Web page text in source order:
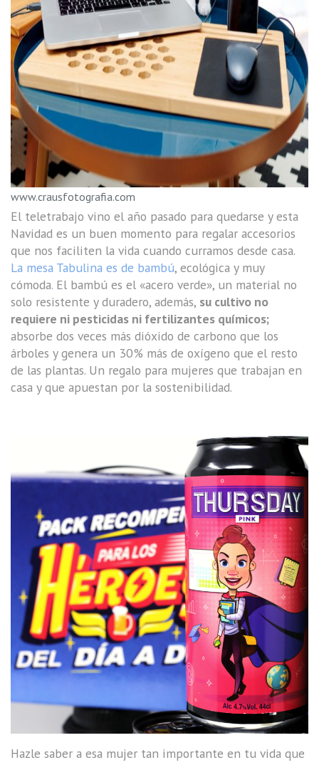
www.crausfotografia.com
El teletrabajo vino el año pasado para quedarse y esta
Navidad es un buen momento para regalar accesorios
que nos faciliten la vida cuando curramos desde casa.
La mesa Tabulina es de bambú, ecológica y muy
cómoda. El bambú es el «acero verde», un material no
solo resistente y duradero, además, su cultivo no
requiere ni pesticidas ni fertilizantes químicos;
absorbe dos veces más dióxido de carbono que los
árboles y genera un 30% más de oxígeno que el resto
de las plantas. Un regalo para mujeres que trabajan en
casa y que apuestan por la sostenibilidad.
Hazle saber a esa mujer tan importante en tu vida que